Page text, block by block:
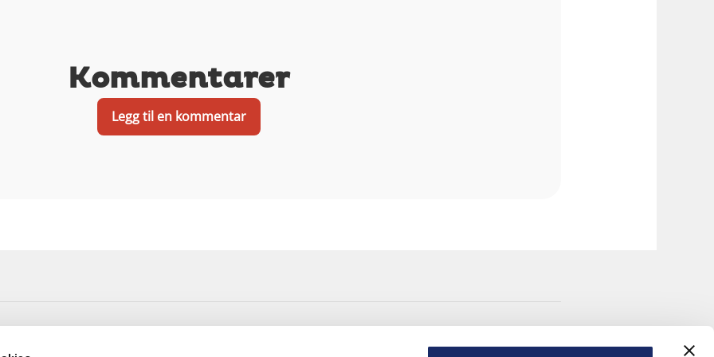
Kommentarer
Legg til en kommentar